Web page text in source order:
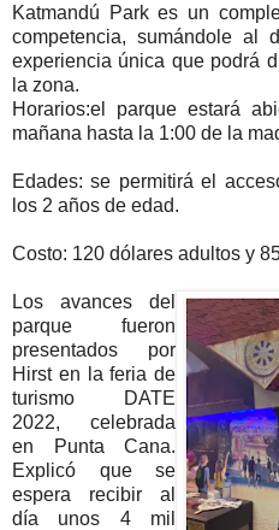
Katmandú Park es un
competencia, sumándole al
experiencia única que podrá
la zona.
Horarios:el parque estará
mañana hasta la 1:00 de la
Edades: se permitirá el
los 2 años de edad.
Costo: 120 dólares adultos y
Los avances del
parque fueron
presentados por
Hirst en la feria de
turismo DATE
2022, celebrada
en Punta Cana.
Explicó que se
espera recibir al
día unos 4 mil